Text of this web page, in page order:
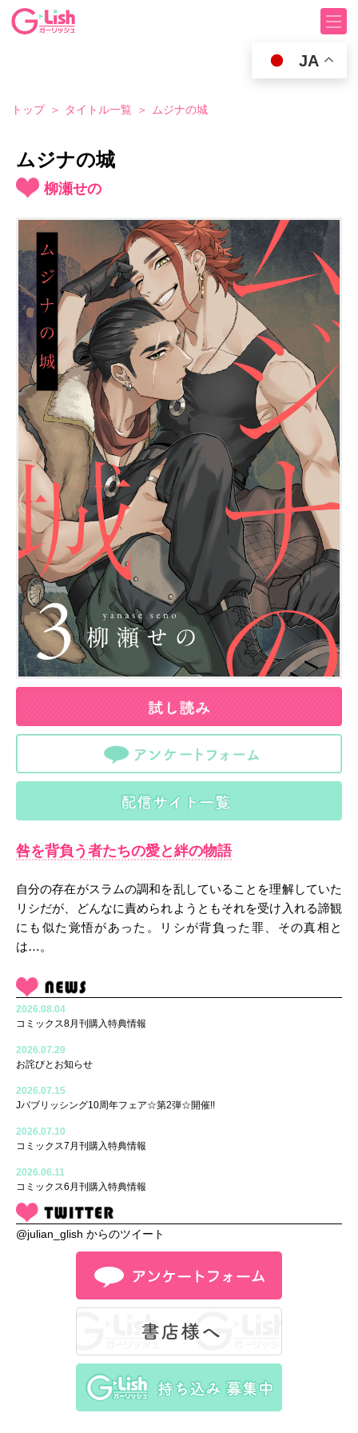
JA
トップ タイトル一覧 ムジナの城
2026.08.04
コミックス8月刊購入特典情報
2026.07.29
お詫びとお知らせ
2026.07.15
Jパブリッシング10周年フェア☆第2弾☆開催!!
2026.07.10
コミックス7月刊購入特典情報
2026.06.11
コミックス6月刊購入特典情報
@julian_glish からのツイート
ムジナの城
柳瀬せの
咎を背負う者たちの愛と絆の物語
自分の存在がスラムの調和を乱していることを理解していた
リシだが、どんなに責められようともそれを受け入れる諦観
にも似た覚悟があった。リシが背負った罪、その真相と
は…。